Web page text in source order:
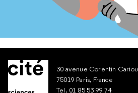
30 avenue Corentin Cariou
75019 Paris, France
Tel. 01 85 53 99 74